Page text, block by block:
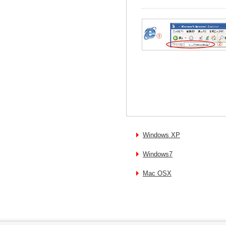
Windows XP
Windows7
Mac OSX